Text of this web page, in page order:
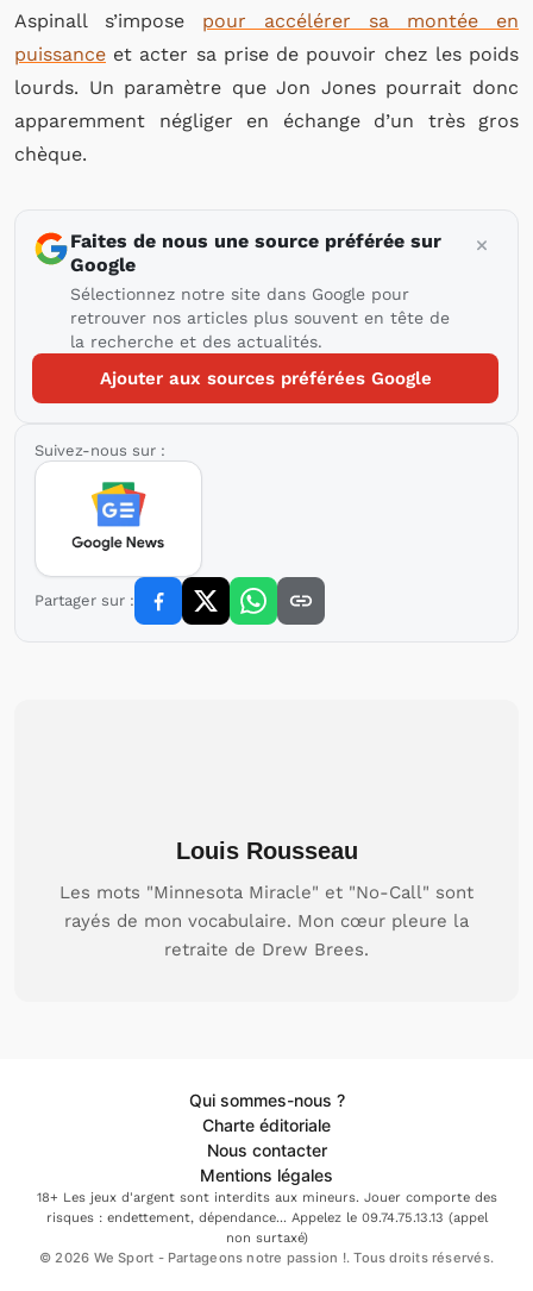
Aspinall s’impose pour accélérer sa montée en
puissance et acter sa prise de pouvoir chez les poids
lourds. Un paramètre que Jon Jones pourrait donc
apparemment négliger en échange d’un très gros
chèque.
Faites de nous une source préférée sur
Google
Sélectionnez notre site dans Google pour
retrouver nos articles plus souvent en tête de
la recherche et des actualités.
Ajouter aux sources préférées Google
Suivez-nous sur :
Partager sur :
Louis Rousseau
Les mots "Minnesota Miracle" et "No-Call" sont
rayés de mon vocabulaire. Mon cœur pleure la
retraite de Drew Brees.
Qui sommes-nous ?
Charte éditoriale
Nous contacter
Mentions légales
18+ Les jeux d'argent sont interdits aux mineurs. Jouer comporte des
risques : endettement, dépendance... Appelez le 09.74.75.13.13 (appel
non surtaxé)
© 2026 We Sport - Partageons notre passion !. Tous droits réservés.